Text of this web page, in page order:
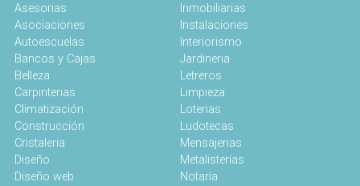
Asesorias
Asociaciones
Autoescuelas
Bancos y Cajas
Belleza
Carpinterias
Climatización
Construcción
Cristaleria
Diseño
Diseño web
Inmobiliarias
Instalaciones
Interiorismo
Jardineria
Letreros
Limpieza
Loterias
Ludotecas
Mensajerias
Metalisterías
Notaría